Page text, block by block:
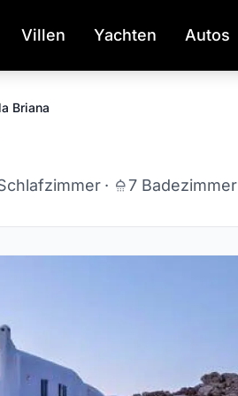
Villen Yachten Autos
Briana
· 7 Badezimmer